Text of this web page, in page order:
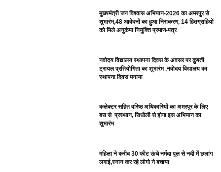
मुख्यमंत्री जन विश्वास अभियान-2026 का अमरपुर से
शुभारंभ,48 आवेदनों का हुआ निराकरण, 14 हितग्राहियों
को मिले अनुकंपा नियुक्ति प्रमाण-पत्र
नवोदय विद्यालय स्थापना दिवस के अवसर पर कुश्ती
ट्रायल प्रतियोगिता का शुभारंभ ,नवोदय विद्यालय का
स्थापना दिवस मनाया
कलेक्टर सहित वरिष्ठ अधिकारियों का अमरपुर के लिए
बस से प्रस्थान, सिधौली से होगा इस अभियान का
शुभारंभ
महिला ने करीब 30 फीट ऊंचे नर्मदा पुल से नदी में छलांग
लगाई,स्नान कर रहे लोगो ने बचाया